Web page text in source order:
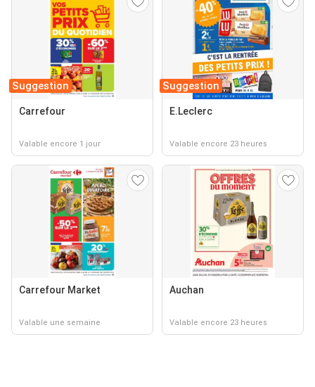
Suggestion
Carrefour
Valable encore 1 jour
Suggestion
E.Leclerc
Valable encore 23 heures
Carrefour Market
Valable une semaine
Auchan
Valable encore 23 heures